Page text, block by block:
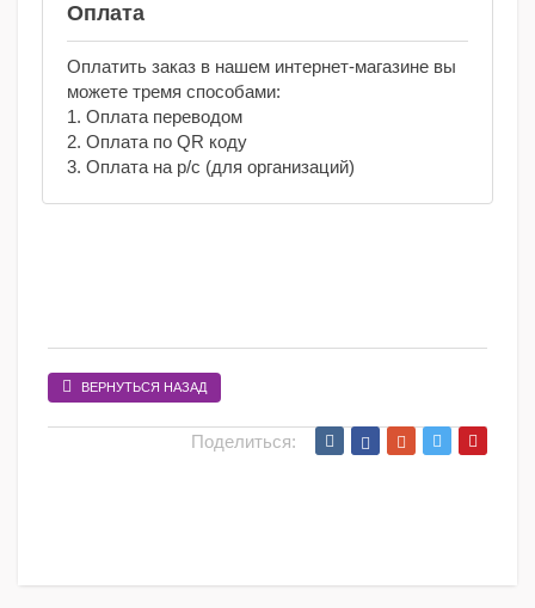
Оплата
Оплатить заказ в нашем интернет-магазине вы
можете тремя способами:
1. Оплата переводом
2. Оплата по QR коду
3. Оплата на р/с (для организаций)
ВЕРНУТЬСЯ НАЗАД
Поделиться: